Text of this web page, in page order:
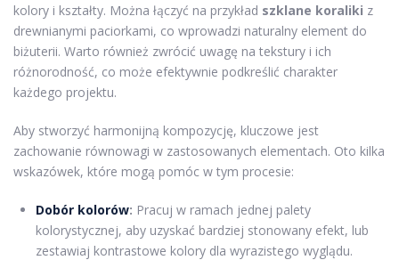
kolory i kształty. Można łączyć na przykład szklane koraliki z
drewnianymi paciorkami, co wprowadzi naturalny element do
biżuterii. Warto również zwrócić uwagę na tekstury i ich
różnorodność, co może efektywnie podkreślić charakter
każdego projektu.
Aby stworzyć harmonijną kompozycję, kluczowe jest
zachowanie równowagi w zastosowanych elementach. Oto kilka
wskazówek, które mogą pomóc w tym procesie:
Dobór kolorów: Pracuj w ramach jednej palety
kolorystycznej, aby uzyskać bardziej stonowany efekt, lub
zestawiaj kontrastowe kolory dla wyrazistego wyglądu.